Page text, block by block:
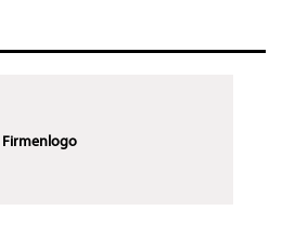
Firmenlogo